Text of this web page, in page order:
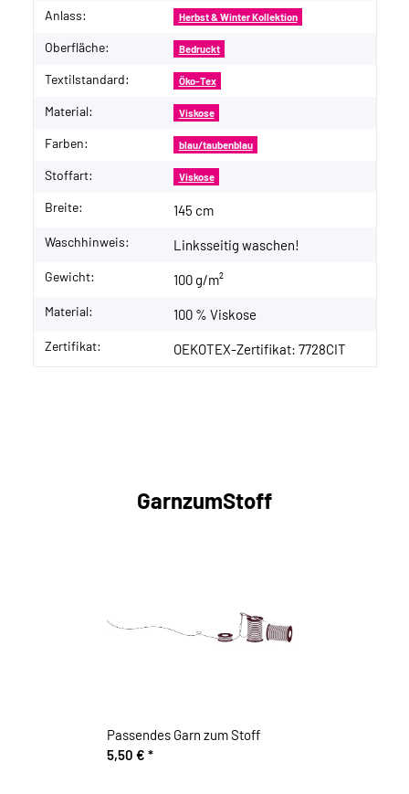
Anlass: Herbst & Winter Kollektion
Oberfläche: Bedruckt
Textilstandard: Öko-Tex
Material: Viskose
Farben: blau/taubenblau
Stoffart: Viskose
Breite: 145 cm
Waschhinweis: Linksseitig waschen!
Gewicht: 100 g/m²
Material: 100 % Viskose
Zertifikat: OEKOTEX-Zertifikat: 7728CIT
GarnzumStoff
Passendes Garn zum Stoff
5,50 € *